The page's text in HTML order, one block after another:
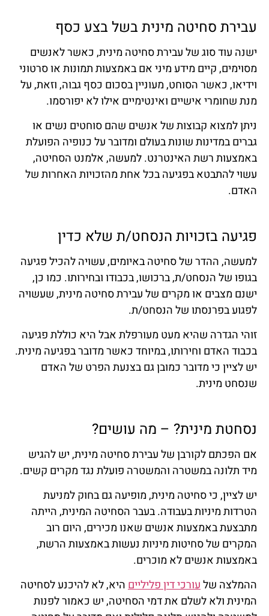
עבירת סחיטה מינית בשל בצע כסף
ישנה עוד סוג של עבירת סחיטה מינית, כאשר לאנשים
מסוימים, קיים מידע מיני אם באמצעות תמונות או סרטוני
וידיאו, כאשר הסוחט, מעוניין בסכום כסף גבוה, וזאת, על
מנת שחומרי אישיים ואינטימיים אילו לא יפורסמו.
ניתן למצוא קבוצות של אנשים שהם סוחטים נשים או
גברים במדינות שונות בעולם ומדובר על כנופיה הפועלת
באמצעות רשת האינטרנט. למעשה, אלמנט הסחיטה,
עשוי להתבטא בפגיעה בכל אחת מהזכויות האחרות של
האדם.
פגיעה בזכויות הנסחט/ת שלא כדין
למעשה, ההדר של סחיטה באיומים, עשויה להכיל פגיעה
בגופו של הנסחט/ת, ברכושו, בכבודו ובחירותו. כמו כן,
ישנם מצבים או מקרים של עבירת סחיטה מינית, שעשויה
לפגוע בפרנסתו של הנסחט/ת.
זוהי הגדרה שהיא מעט מעורפלת אבל היא כוללת פגיעה
בכבוד האדם וחירותו, במיוחד כאשר מדובר בפגיעה מינית.
יש לציין כי מדובר כמובן גם בצנעת הפרט של האדם
שנסחט מינית.
נסחטת מינית? – מה עושים?
אם הפכתם לקורבן של עבירת סחיטה מינית, יש להגיש
מיד תלונה במשטרה והמשטרה פועלת נגד מקרים קשים.
יש לציין, כי סחיטה מינית, מופיעה גם בחוק למניעת
הטרדות מיניות בעבודה. בעבר הסחיטה המינית, הייתה
מתבצעת באמצעות אנשים שאנו מכירים, היום רוב
המקרים של סחיטות מיניות נעשות באמצעות הרשת,
באמצעות אנשים לא מוכרים.
ההמלצה שלעורכי דין פלילייםהיא, לא להיכנע לסחיטה
המינית ולא לשלם את דמי הסחיטה, יש כאמור לפנות